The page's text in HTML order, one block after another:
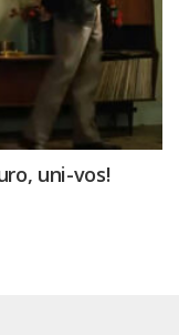
uni-vos!